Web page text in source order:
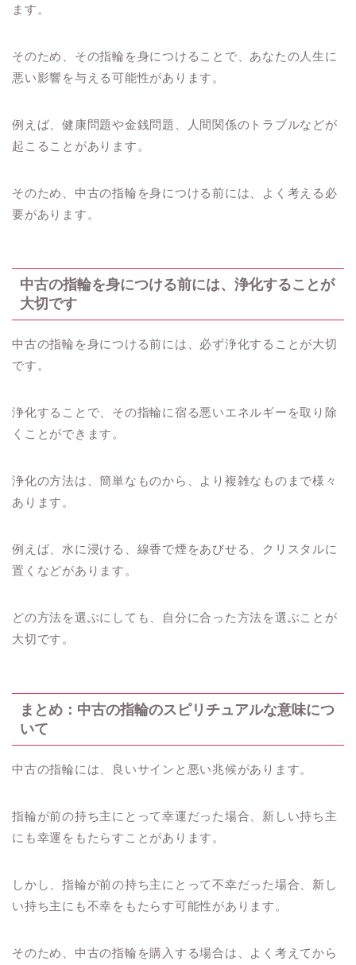
ます。
そのため、その指輪を身につけることで、あなたの人生に
悪い影響を与える可能性があります。
例えば、健康問題や金銭問題、人間関係のトラブルなどが
起こることがあります。
そのため、中古の指輪を身につける前には、よく考える必
要があります。
中古の指輪を身につける前には、浄化することが
大切です
中古の指輪を身につける前には、必ず浄化することが大切
です。
浄化することで、その指輪に宿る悪いエネルギーを取り除
くことができます。
浄化の方法は、簡単なものから、より複雑なものまで様々
あります。
例えば、水に浸ける、線香で煙をあびせる、クリスタルに
置くなどがあります。
どの方法を選ぶにしても、自分に合った方法を選ぶことが
大切です。
まとめ：中古の指輪のスピリチュアルな意味につ
いて
中古の指輪には、良いサインと悪い兆候があります。
指輪が前の持ち主にとって幸運だった場合、新しい持ち主
にも幸運をもたらすことがあります。
しかし、指輪が前の持ち主にとって不幸だった場合、新し
い持ち主にも不幸をもたらす可能性があります。
そのため、中古の指輪を購入する場合は、よく考えてから